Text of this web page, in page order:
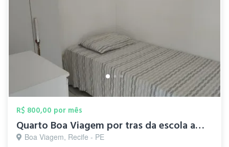
R$ 800,00 por mês
Quarto Boa Viagem por tras da escola ame...
Boa Viagem, Recife - PE